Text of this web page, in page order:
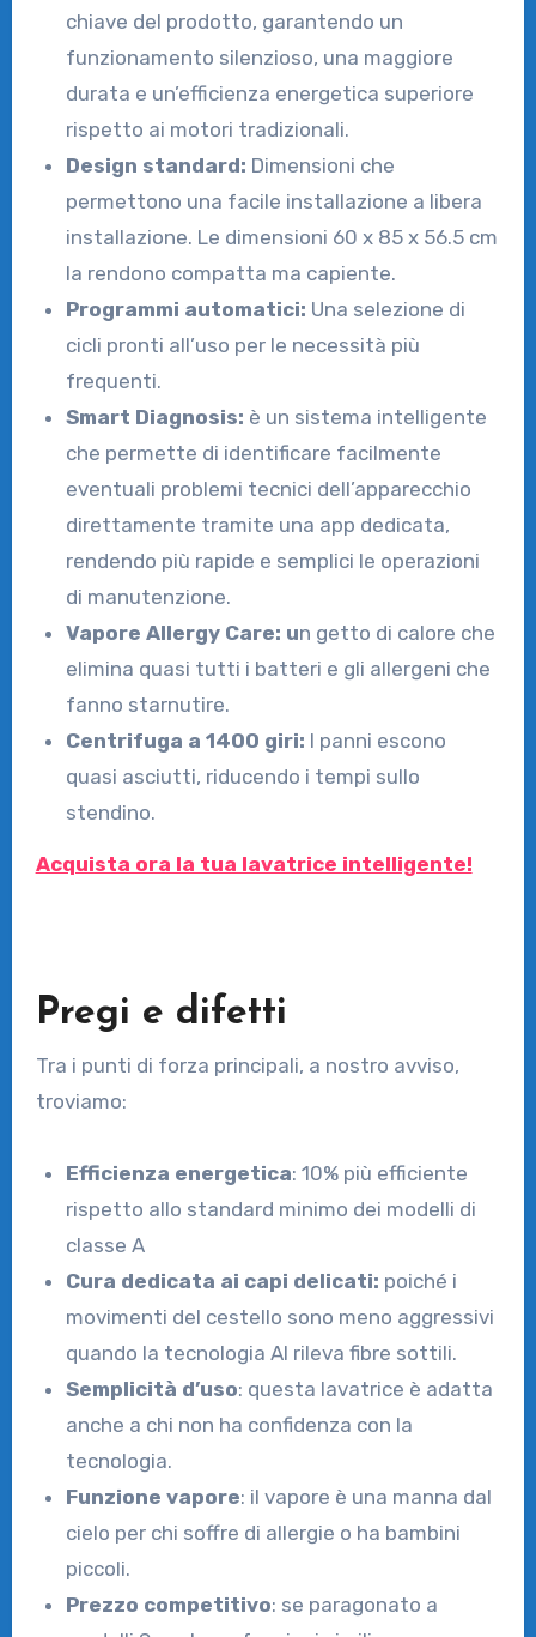
chiave del prodotto, garantendo un
funzionamento silenzioso, una maggiore
durata e un’efficienza energetica superiore
rispetto ai motori tradizionali.
Design standard: Dimensioni che
permettono una facile installazione a libera
installazione. Le dimensioni 60 x 85 x 56.5 cm
la rendono compatta ma capiente.
Programmi automatici: Una selezione di
cicli pronti all’uso per le necessità più
frequenti.
Smart Diagnosis: è un sistema intelligente
che permette di identificare facilmente
eventuali problemi tecnici dell’apparecchio
direttamente tramite una app dedicata,
rendendo più rapide e semplici le operazioni
di manutenzione.
Vapore Allergy Care: un getto di calore che
elimina quasi tutti i batteri e gli allergeni che
fanno starnutire.
Centrifuga a 1400 giri: I panni escono
quasi asciutti, riducendo i tempi sullo
stendino.
Acquista ora la tua lavatrice intelligente!
Pregi e difetti
Tra i punti di forza principali, a nostro avviso,
troviamo:
Efficienza energetica: 10% più efficiente
rispetto allo standard minimo dei modelli di
classe A
Cura dedicata ai capi delicati: poiché i
movimenti del cestello sono meno aggressivi
quando la tecnologia AI rileva fibre sottili.
Semplicità d’uso: questa lavatrice è adatta
anche a chi non ha confidenza con la
tecnologia.
Funzione vapore: il vapore è una manna dal
cielo per chi soffre di allergie o ha bambini
piccoli.
Prezzo competitivo: se paragonato a